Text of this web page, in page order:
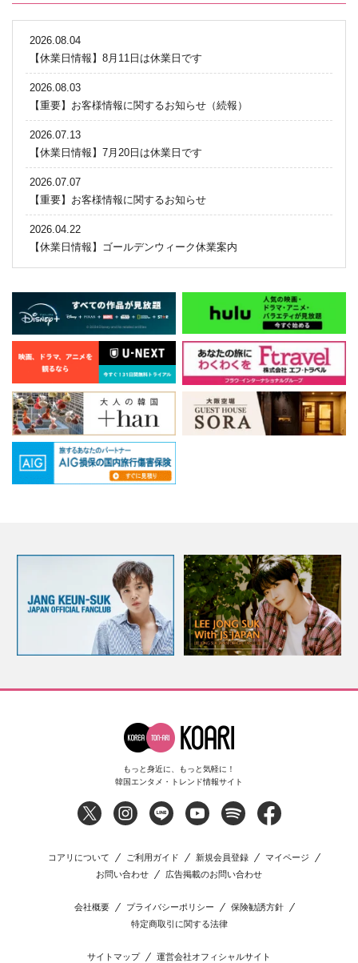
2026.08.04
【休業日情報】8月11日は休業日です
2026.08.03
【重要】お客様情報に関するお知らせ（続報）
2026.07.13
【休業日情報】7月20日は休業日です
2026.07.07
【重要】お客様情報に関するお知らせ
2026.04.22
【休業日情報】ゴールデンウィーク休業案内
もっと身近に、もっと気軽に！
韓国エンタメ・トレンド情報サイト
コアリについて ご利用ガイド 新規会員登録
マイページ
お問い合わせ
広告掲載のお問い合わせ
会社概要 プライバシーポリシー
保険勧誘方針
特定商取引に関する法律
サイトマップ 運営会社オフィシャルサイト